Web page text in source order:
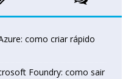
como criar rápido
Foundry: como sair